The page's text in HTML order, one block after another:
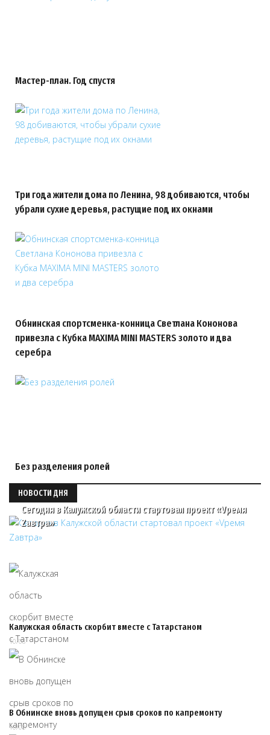
Мастер-план. Год спустя
Три года жители дома по Ленина, 98 добиваются, чтобы
убрали сухие деревья, растущие под их окнами
Обнинская спортсменка-конница Светлана Кононова
привезла с Кубка MAXIMA MINI MASTERS золото и два
серебра
Без разделения ролей
НОВОСТИ ДНЯ
Сегодня в Калужской области стартовал проект «Vремя
Zавтра»
Калужская область скорбит вместе с Татарстаном
10/08
В Обнинске вновь допущен срыв сроков по капремонту
10/08